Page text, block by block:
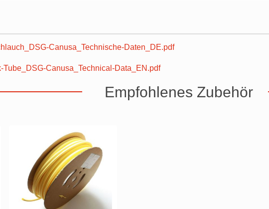
Canusa_Technische-Daten_DE.pdf
Canusa_Technical-Data_EN.pdf
Empfohlenes Zubehör